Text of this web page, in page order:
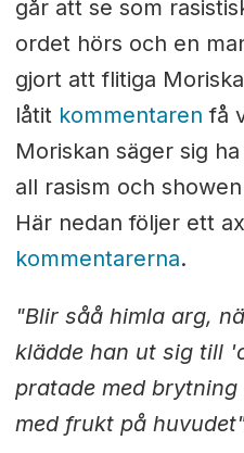
går att se som
ordet hörs och en
gjort att flitiga
låtit kommentaren få
Moriskan säger sig
all rasism och
Här nedan följer ett
kommentarerna.
"Blir såå himla arg,
klädde han ut sig till
pratade med
med frukt på